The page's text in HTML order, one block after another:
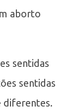
aborto
sentidas
sentidas
diferentes.